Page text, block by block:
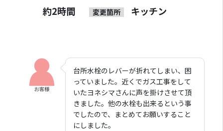
約2時間 変更箇所 キッチン
台所水栓のレバーが折れてしまい、困
っていました。近くでガス工事をして
いたヨネシマさんに声を掛けさせて頂
きました。他の水栓も出来るという事
でしたので、まとめてお願いすること
にしました。